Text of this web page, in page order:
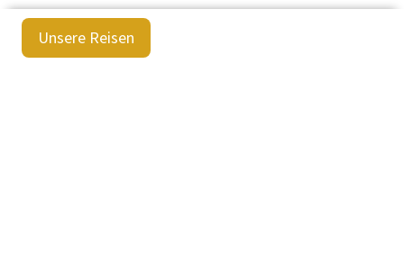
Unsere Reisen